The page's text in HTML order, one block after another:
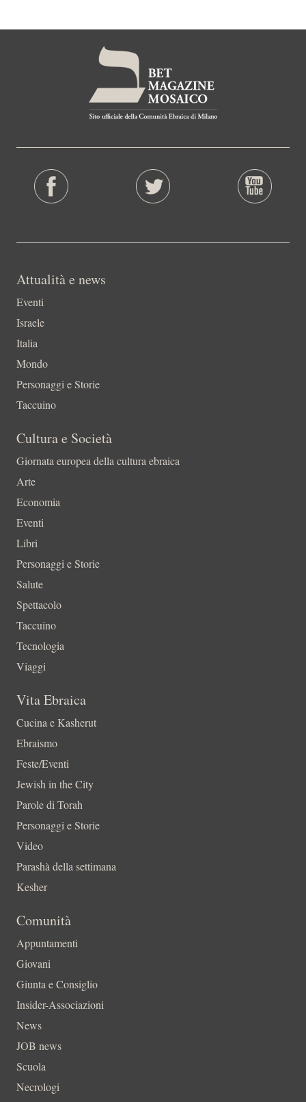
Attualità e news
Eventi
Israele
Italia
Mondo
Personaggi e Storie
Taccuino
Cultura e Società
Giornata europea della cultura ebraica
Arte
Economia
Eventi
Libri
Personaggi e Storie
Salute
Spettacolo
Taccuino
Tecnologia
Viaggi
Vita Ebraica
Cucina e Kasherut
Ebraismo
Feste/Eventi
Jewish in the City
Parole di Torah
Personaggi e Storie
Video
Parashà della settimana
Kesher
Comunità
Appuntamenti
Giovani
Giunta e Consiglio
Insider-Associazioni
News
JOB news
Scuola
Necrologi